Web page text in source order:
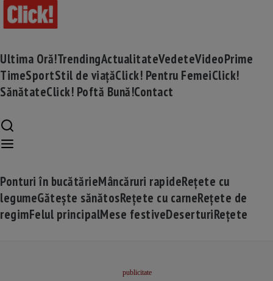
Ultima Oră!TrendingActualitateVedeteVideoPrime
TimeSportStil de viațăClick! Pentru FemeiClick!
SănătateClick! Poftă Bună!Contact
Ponturi în bucătărieMâncăruri rapideRețete cu
legumeGătește sănătosRețete cu carneRețete de
regimFelul principalMese festiveDeserturiRețete